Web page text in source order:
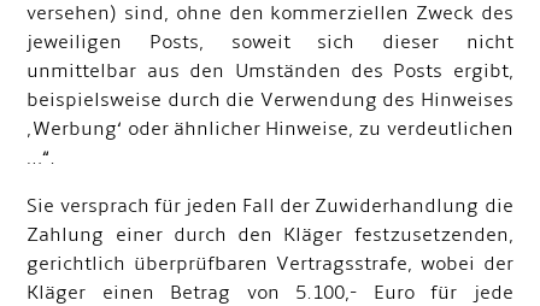
versehen) sind, ohne den kommerziellen Zweck des
jeweiligen Posts, soweit sich dieser nicht
unmittelbar aus den Umständen des Posts ergibt,
beispielsweise durch die Verwendung des Hinweises
‚Werbung‘ oder ähnlicher Hinweise, zu verdeutlichen
…“.
Sie versprach für jeden Fall der Zuwiderhandlung die
Zahlung einer durch den Kläger festzusetzenden,
gerichtlich überprüfbaren Vertragsstrafe, wobei der
Kläger einen Betrag von 5.100,- Euro für jede